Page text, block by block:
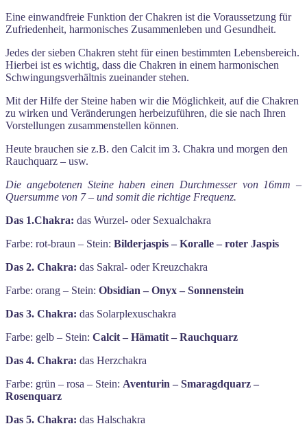
Eine einwandfreie Funktion der Chakren ist die Voraussetzung für
Zufriedenheit, harmonisches Zusammenleben und Gesundheit.
Jedes der sieben Chakren steht für einen bestimmten Lebensbereich.
Hierbei ist es wichtig, dass die Chakren in einem harmonischen
Schwingungsverhältnis zueinander stehen.
Mit der Hilfe der Steine haben wir die Möglichkeit, auf die Chakren
zu wirken und Veränderungen herbeizuführen, die sie nach Ihren
Vorstellungen zusammenstellen können.
Heute brauchen sie z.B. den Calcit im 3. Chakra und morgen den
Rauchquarz – usw.
Die angebotenen Steine haben einen Durchmesser von 16mm –
Quersumme von 7 – und somit die richtige Frequenz.
Das 1.Chakra: das Wurzel- oder Sexualchakra
Farbe: rot-braun – Stein: Bilderjaspis – Koralle – roter Jaspis
Das 2. Chakra: das Sakral- oder Kreuzchakra
Farbe: orang – Stein: Obsidian – Onyx – Sonnenstein
Das 3. Chakra: das Solarplexuschakra
Farbe: gelb – Stein: Calcit – Hämatit – Rauchquarz
Das 4. Chakra: das Herzchakra
Farbe: grün – rosa – Stein: Aventurin – Smaragdquarz –
Rosenquarz
Das 5. Chakra: das Halschakra